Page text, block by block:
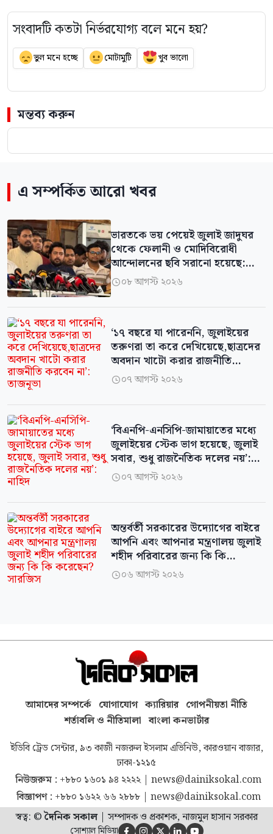
সংবাদটি কতটা নির্ভরযোগ্য বলে মনে হয়?
ভুল মনে হচ্ছে মোটামুটি খুব ভালো
মন্তব্য করুন
এ সম্পর্কিত আরো খবর
ভারতকে ভয় পেয়েই জুলাই জাদুঘর
থেকে ফেলানী ও মোদিবিরোধী
আন্দোলনের ছবি সরানো হয়েছে:
নাহিদ
০৮ আগস্ট ২০২৬
‘১৭ বছরে যা পারেননি, জুলাইয়ের
তরুণরা তা করে দেখিয়েছে,ছাত্রদের
অবদান খাটো করার রাজনীতি
করবেন না’: তাজনূভা
০৭ আগস্ট ২০২৬
‘বিএনপি-এনসিপি-জামায়াতের মধ্যে
জুলাইয়ের স্টেক ভাগ হয়েছে, জুলাই
সবার, শুধু রাজনৈতিক দলের নয়’:
নাহিদ
০৭ আগস্ট ২০২৬
অন্তর্বর্তী সরকারের উদ্যোগের বাইরে
আপনি এবং আপনার মন্ত্রণালয় জুলাই
শহীদ পরিবারের জন্য কি কি
করেছেন? সারজিস
০৬ আগস্ট ২০২৬
আমাদের সম্পর্কে যোগাযোগ ক্যারিয়ার গোপনীয়তা নীতি
শর্তাবলি ও নীতিমালা বাংলা কনভার্টার
ইডিবি ট্রেড সেন্টার, ৯৩ কাজী নজরুল ইসলাম এভিনিউ, কারওয়ান বাজার,
ঢাকা-১২১৫
নিউজরুম : +৮৮০ ১৬০১ ৯৪ ২২২২| news@dainiksokal.com
বিজ্ঞাপণ : +৮৮০ ১৬২২ ৬৬ ২৮৮৮| news@dainiksokal.com
স্বত্ব: ©দৈনিক সকাল| সম্পাদক ও প্রকাশক, নাজমুল হাসান সরকার
সোশ্যাল মিডিয়া     